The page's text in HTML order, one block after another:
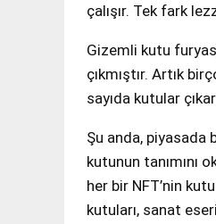
çalışır. Tek fark
Gizemli kutu
çıkmıştır. Artık
sayıda kutular
Şu anda, piyasada
kutunun tanımını
her bir NFT’nin
kutuları, sanat